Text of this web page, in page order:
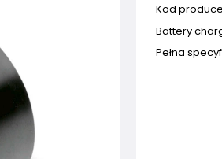
Kod
Battery
Pełna